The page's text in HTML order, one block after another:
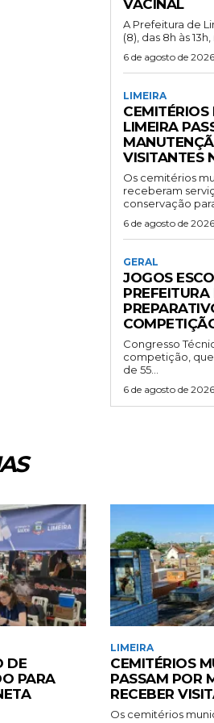
VACINAL
A Prefeitura de
(8), das 8h às 13h,
6 de agosto de 2026
LIMEIRA
CEMITÉRIOS
LIMEIRA
VISITANTES
Os cemitérios
receberam
conservação para
6 de agosto de 2026
GERAL
JOGOS
Congresso
competição,
de 55...
6 de agosto de 2026
DE
PARA
LIMEIRA
CEMITÉRIOS
PASSAM POR
RECEBER
Os cemitérios